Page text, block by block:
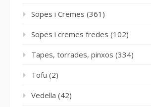
Sopes i Cremes (361)
Sopes i cremes fredes (102)
Tapes, torrades, pinxos (334)
Tofu (2)
Vedella (42)